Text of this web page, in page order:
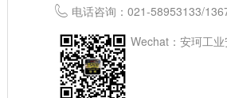
电话咨询： 021-58953133/
Wechat：安珂工